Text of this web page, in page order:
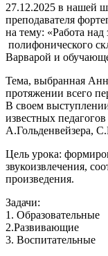
27.12.2025 в нашей
преподавателя
на тему: «Работа
полифонического
Варварой и
Тема, выбранная
протяжении всего
В своем
известных
А.Гольденвейзера,
Цель урока:
звукоизвлечения,
произведения.
Задачи:
1. Образовательные
2.Развивающие
3. Воспитательные